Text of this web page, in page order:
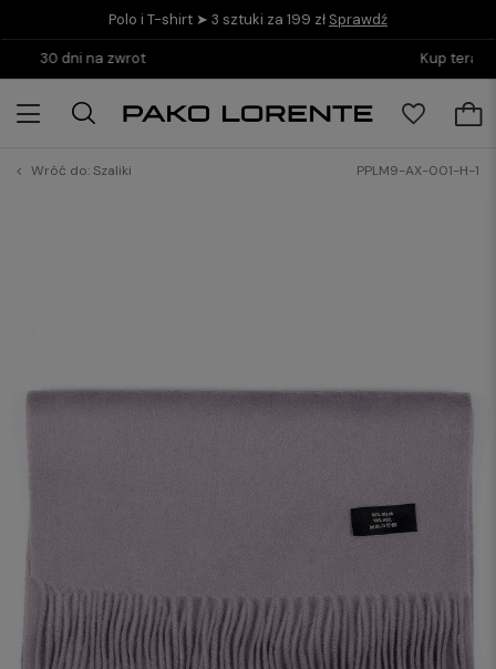
Polo i T-shirt ➤ 3 sztuki za 199 zł Sprawdź
Kup teraz i zapłać do 30 dni z PayPo
Wróć do:Szaliki PPLM9-AX-001-H-1